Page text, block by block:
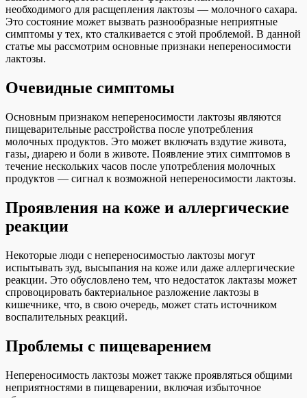
необходимого для расщепления лактозы — молочного сахара.
Это состояние может вызвать разнообразные неприятные
симптомы у тех, кто сталкивается с этой проблемой. В данной
статье мы рассмотрим основные признаки непереносимости
лактозы.
Очевидные симптомы
Основным признаком непереносимости лактозы являются
пищеварительные расстройства после употребления
молочных продуктов. Это может включать вздутие живота,
газы, диарею и боли в животе. Появление этих симптомов в
течение нескольких часов после употребления молочных
продуктов — сигнал к возможной непереносимости лактозы.
Проявления на коже и аллергические
реакции
Некоторые люди с непереносимостью лактозы могут
испытывать зуд, высыпания на коже или даже аллергические
реакции. Это обусловлено тем, что недостаток лактазы может
спровоцировать бактериальное разложение лактозы в
кишечнике, что, в свою очередь, может стать источником
воспалительных реакций.
Проблемы с пищеварением
Непереносимость лактозы может также проявляться общими
неприятностями в пищеварении, включая избыточное